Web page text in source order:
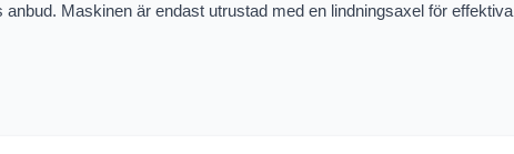
Maskinen är endast utrustad med en lindningsaxel för effektiva